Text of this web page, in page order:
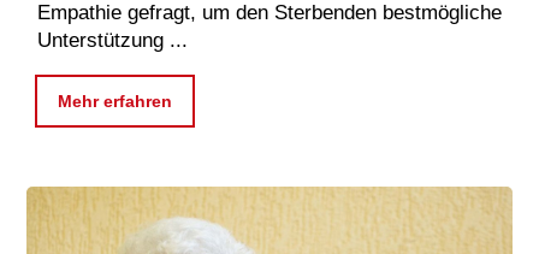
Empathie gefragt, um den Sterbenden bestmögliche
Unterstützung ...
Mehr erfahren